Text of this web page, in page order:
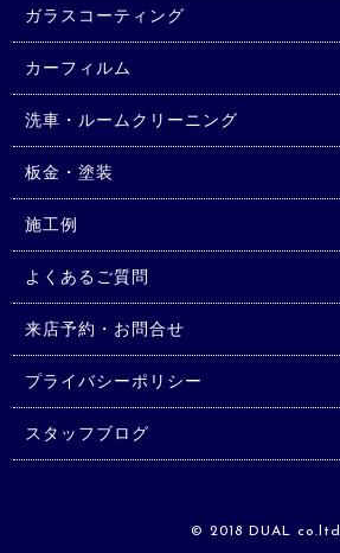
ガラスコーティング
カーフィルム
洗車・ルームクリーニング
板金・塗装
施工例
よくあるご質問
来店予約・お問合せ
プライバシーポリシー
スタッフブログ
© 2018 DUAL co.ltd